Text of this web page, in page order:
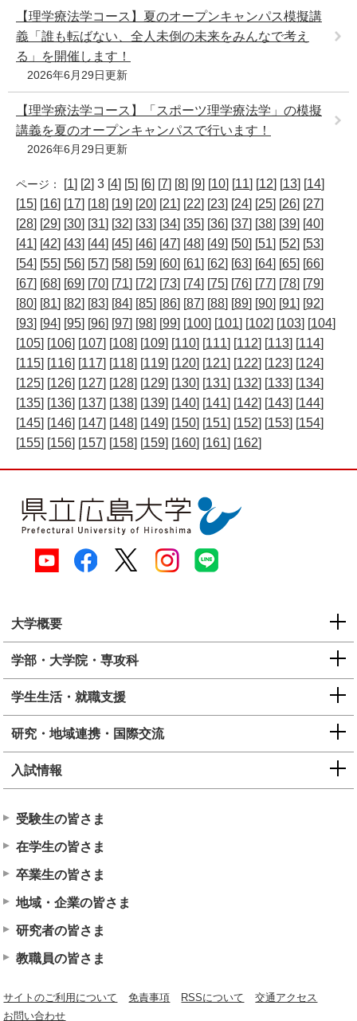
【理学療法学コース】夏のオープンキャンパス模擬講
義「誰も転ばない、全人未倒の未来をみんなで考え
る」を開催します！
2026年6月29日更新
【理学療法学コース】「スポーツ理学療法学」の模擬
講義を夏のオープンキャンパスで行います！
2026年6月29日更新
ページ： [1] [2] 3 [4] [5] [6] [7] [8] [9] [10] [11] [12] [13] [14]
[15] [16] [17] [18] [19] [20] [21] [22] [23] [24] [25] [26] [27]
[28] [29] [30] [31] [32] [33] [34] [35] [36] [37] [38] [39] [40]
[41] [42] [43] [44] [45] [46] [47] [48] [49] [50] [51] [52] [53]
[54] [55] [56] [57] [58] [59] [60] [61] [62] [63] [64] [65] [66]
[67] [68] [69] [70] [71] [72] [73] [74] [75] [76] [77] [78] [79]
[80] [81] [82] [83] [84] [85] [86] [87] [88] [89] [90] [91] [92]
[93] [94] [95] [96] [97] [98] [99] [100] [101] [102] [103] [104]
[105] [106] [107] [108] [109] [110] [111] [112] [113] [114]
[115] [116] [117] [118] [119] [120] [121] [122] [123] [124]
[125] [126] [127] [128] [129] [130] [131] [132] [133] [134]
[135] [136] [137] [138] [139] [140] [141] [142] [143] [144]
[145] [146] [147] [148] [149] [150] [151] [152] [153] [154]
[155] [156] [157] [158] [159] [160] [161] [162]
大学概要
学部・大学院・専攻科
学生生活・就職支援
研究・地域連携・国際交流
入試情報
受験生の皆さま
在学生の皆さま
卒業生の皆さま
地域・企業の皆さま
研究者の皆さま
教職員の皆さま
サイトのご利用について 免責事項 RSSについて
交通アクセス
お問い合わせ